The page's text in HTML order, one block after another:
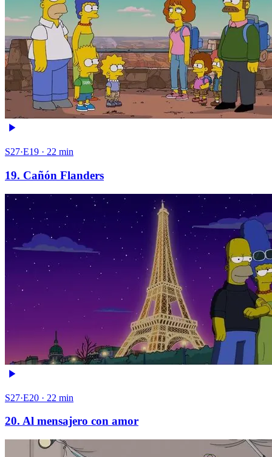
S27·E19 · 22 min
19. Cañón Flanders
S27·E20 · 22 min
20. Al mensajero con amor